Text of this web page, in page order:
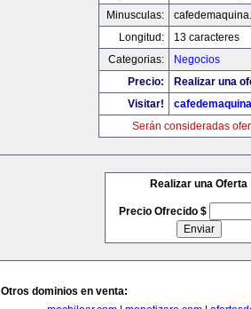
Minusculas:
Longitud:
13 caracteres
Categorias:
Negocios
Precio:
Realizar una
Visitar!
Serán consideradas
Realizar una Oferta
Precio Ofrecido $
Otros dominios en venta: